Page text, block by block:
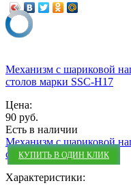
Механизм с шариковой
столов марки SSC-H17
Цена:
90 руб.
КУПИТЬ В ОДИН КЛИК
Есть в наличии
Механизм с шариковой
столов марки SSC-H17
Характеристики: